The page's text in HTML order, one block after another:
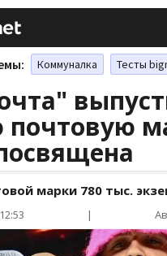
Коммуналка Тесты
почтовую
марки 780 тыс.
|